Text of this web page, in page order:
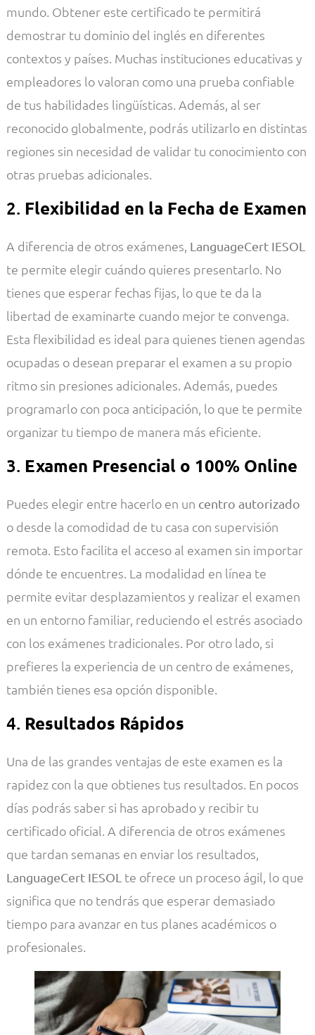
mundo. Obtener este certificado te permitirá
demostrar tu dominio del inglés en diferentes
contextos y países. Muchas instituciones educativas y
empleadores lo valoran como una prueba confiable
de tus habilidades lingüísticas. Además, al ser
reconocido globalmente, podrás utilizarlo en distintas
regiones sin necesidad de validar tu conocimiento con
otras pruebas adicionales.
2. Flexibilidad en la Fecha de Examen
A diferencia de otros exámenes, LanguageCert IESOL
te permite elegir cuándo quieres presentarlo. No
tienes que esperar fechas fijas, lo que te da la
libertad de examinarte cuando mejor te convenga.
Esta flexibilidad es ideal para quienes tienen agendas
ocupadas o desean preparar el examen a su propio
ritmo sin presiones adicionales. Además, puedes
programarlo con poca anticipación, lo que te permite
organizar tu tiempo de manera más eficiente.
3. Examen Presencial o 100% Online
Puedes elegir entre hacerlo en un centro autorizado
o desde la comodidad de tu casa con supervisión
remota. Esto facilita el acceso al examen sin importar
dónde te encuentres. La modalidad en línea te
permite evitar desplazamientos y realizar el examen
en un entorno familiar, reduciendo el estrés asociado
con los exámenes tradicionales. Por otro lado, si
prefieres la experiencia de un centro de exámenes,
también tienes esa opción disponible.
4. Resultados Rápidos
Una de las grandes ventajas de este examen es la
rapidez con la que obtienes tus resultados. En pocos
días podrás saber si has aprobado y recibir tu
certificado oficial. A diferencia de otros exámenes
que tardan semanas en enviar los resultados,
LanguageCert IESOL te ofrece un proceso ágil, lo que
significa que no tendrás que esperar demasiado
tiempo para avanzar en tus planes académicos o
profesionales.